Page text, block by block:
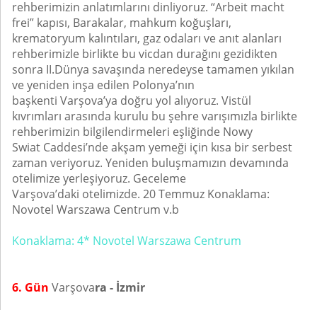
rehberimizin anlatımlarını dinliyoruz. “Arbeit macht
frei” kapısı, Barakalar, mahkum koğuşları,
krematoryum kalıntıları, gaz odaları ve anıt alanları
rehberimizle birlikte bu vicdan durağını gezidikten
sonra II.Dünya savaşında neredeyse tamamen yıkılan
ve yeniden inşa edilen Polonya’nın
başkenti Varşova’ya doğru yol alıyoruz. Vistül
kıvrımları arasında kurulu bu şehre varışımızla birlikte
rehberimizin bilgilendirmeleri eşliğinde Nowy
Swiat Caddesi’nde akşam yemeği için kısa bir serbest
zaman veriyoruz. Yeniden buluşmamızın devamında
otelimize yerleşiyoruz. Geceleme
Varşova’daki otelimizde. 20 Temmuz Konaklama:
Novotel Warszawa Centrum v.b
Konaklama: 4* Novotel Warszawa Centrum
6. Gün Varşovara - İzmir